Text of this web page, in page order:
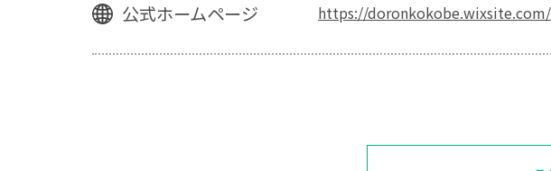
公式ホームページ https://